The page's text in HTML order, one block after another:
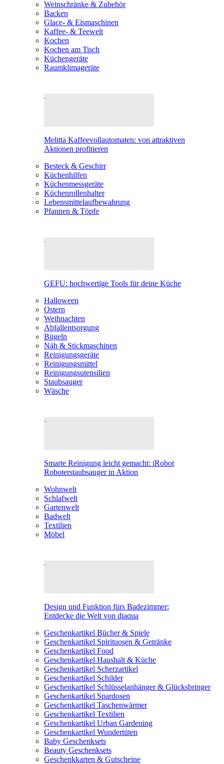
Weinschränke & Zubehör
Backen
Glace- & Eismaschinen
Kaffee- & Teewelt
Kochen
Kochen am Tisch
Küchengeräte
Raumklimageräte
Melitta Kaffeevollautomaten: von attraktiven
Aktionen profitieren
Besteck & Geschirr
Küchenhilfen
Küchenmessgeräte
Küchenrollenhalter
Lebensmittelaufbewahrung
Pfannen & Töpfe
GEFU: hochwertige Tools für deine Küche
Halloween
Ostern
Weihnachten
Abfallentsorgung
Bügeln
Näh & Stickmaschinen
Reinigungsgeräte
Reinigungsmittel
Reinigungsutensilien
Staubsauger
Wäsche
Smarte Reinigung leicht gemacht: iRobot
Roboterstaubsauger in Aktion
Wohnwelt
Schlafwelt
Gartenwelt
Badwelt
Textilien
Möbel
Design und Funktion fürs Badezimmer:
Entdecke die Welt von diaqua
Geschenkartikel Bücher & Spiele
Geschenkartikel Spirituosen & Getränke
Geschenkartikel Food
Geschenkartikel Haushalt & Küche
Geschenkartikel Scherzartikel
Geschenkartikel Schilder
Geschenkartikel Schlüsselanhänger & Glücksbringer
Geschenkartikel Spardosen
Geschenkartikel Taschenwärmer
Geschenkartikel Textilien
Geschenkartikel Urban Gardening
Geschenkartikel Wundertüten
Baby Geschenksets
Beauty Geschenksets
Geschenkkarten & Gutscheine